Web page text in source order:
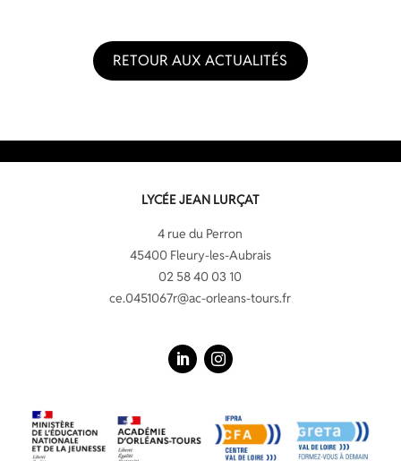
RETOUR AUX ACTUALITÉS
LYCÉE JEAN LURÇAT
4 rue du Perron
45400 Fleury-les-Aubrais
02 58 40 03 10
ce.0451067r@ac-orleans-tours.fr